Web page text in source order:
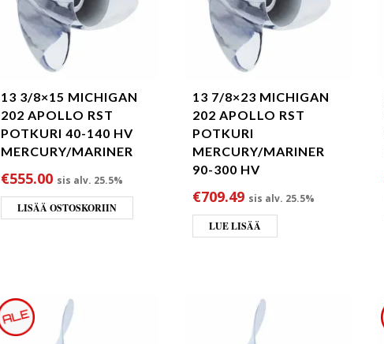
13 3/8×15 MICHIGAN
202 APOLLO RST
POTKURI 40-140 HV
MERCURY/MARINER
€555.00 sis alv. 25.5%
LISÄÄ OSTOSKORIIN
13 7/8×23 MICHIGAN
202 APOLLO RST
POTKURI
MERCURY/MARINER
90-300 HV
€709.49 sis alv. 25.5%
LUE LISÄÄ